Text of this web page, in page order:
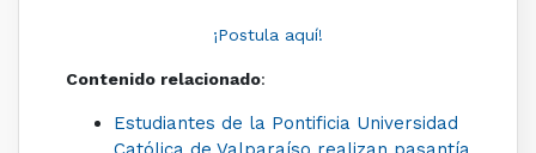
¡Postula aquí!
Contenido relacionado:
Estudiantes de la Pontificia Universidad